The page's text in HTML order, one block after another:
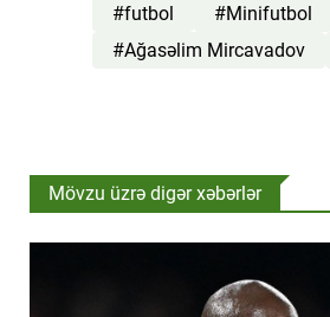
#futbol
#Minifutbol
#Ağasəlim Mircavadov
Mövzu üzrə digər xəbərlər